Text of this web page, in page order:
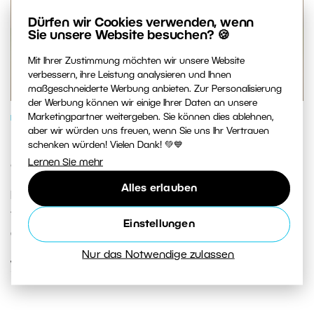
Dürfen wir Cookies verwenden, wenn
Sie unsere Website besuchen? 🍪
Mit Ihrer Zustimmung möchten wir unsere Website
verbessern, ihre Leistung analysieren und Ihnen
maßgeschneiderte Werbung anbieten. Zur Personalisierung
der Werbung können wir einige Ihrer Daten an unsere
Marketingpartner weitergeben. Sie können dies ablehnen,
aber wir würden uns freuen, wenn Sie uns Ihr Vertrauen
schenken würden! Vielen Dank! 💚💙
Lernen Sie mehr
Alles erlauben
Einstellungen
Nur das Notwendige zulassen
BILDVERARBEITUNG
Focus Stacking in Zoner Studio: So
erstellen Sie ein perfekt scharfes Foto
In diesem Artikel zeigen wir Ihnen, wie Sie eine Fotoserie
für Focus Stacking richtig aufnehmen und die Fotos
anschließend in Zoner Studio zusammensetzen.
WEITERLESEN